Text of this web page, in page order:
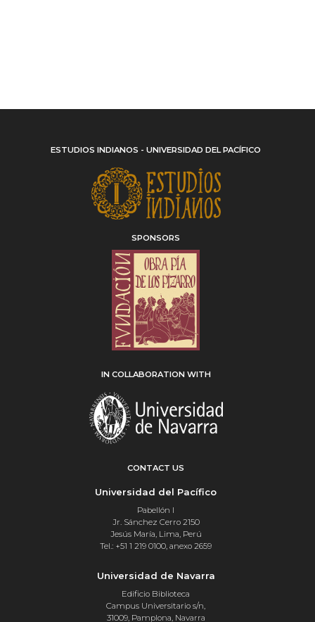
ESTUDIOS INDIANOS - UNIVERSIDAD DEL PACÍFICO
SPONSORS
IN COLLABORATION WITH
CONTACT US
Universidad del Pacífico
Pabellón I
Jr. Sánchez Cerro 2150
Jesús María, Lima, Perú
Tel.: +51 1 219 0100, anexo 2659
Universidad de Navarra
Edificio Biblioteca
Campus Universitario s/n,
31009, Pamplona, Navarra